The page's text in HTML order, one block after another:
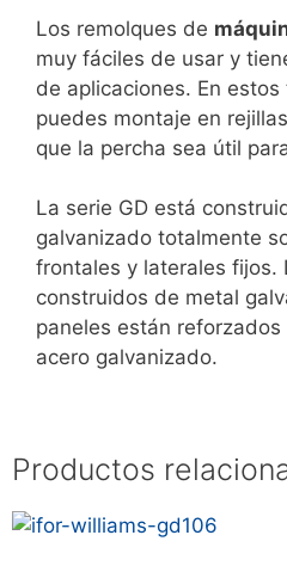
Los remolques de
muy fáciles de usar y
de aplicaciones. En estos
puedes montaje en
que la percha sea útil
La serie GD está
galvanizado totalmente
frontales y laterales fijos.
construidos de metal
paneles están
acero galvanizado.
Productos